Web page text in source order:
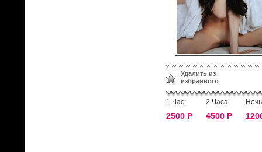
Удалить из
избранного
1 Час:
2500 Р
2 Часа:
4500 Р